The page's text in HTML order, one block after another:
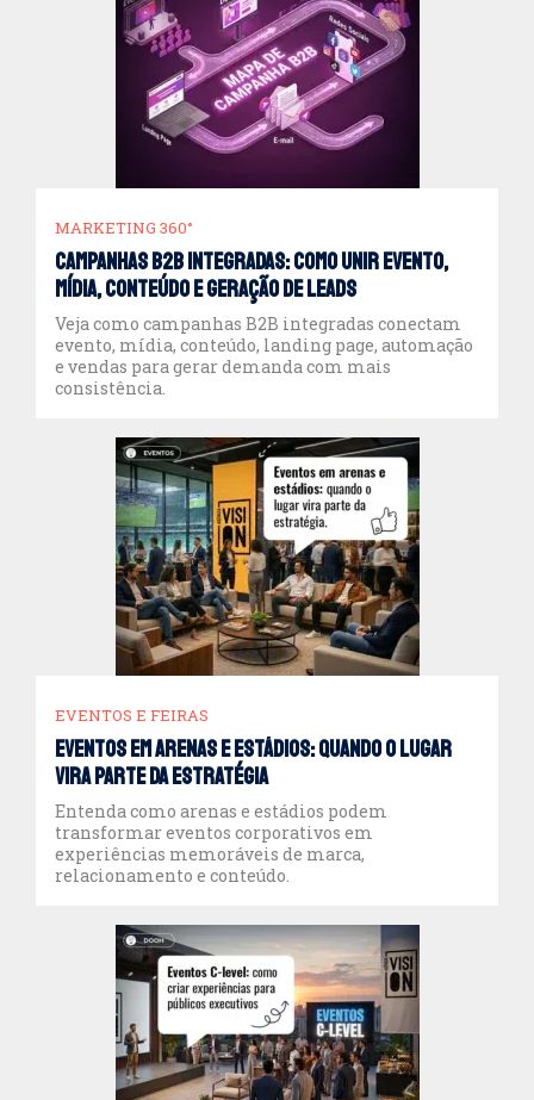
5 exemplos de ótimas campanhas de comunicação
integrada e Marketing B2C
Marketing Online ou Offline: qual a melhor estratégia?
MARKETING 360°
Campanhas B2B integradas: como unir evento,
mídia, conteúdo e geração de leads
Veja como campanhas B2B integradas conectam
evento, mídia, conteúdo, landing page, automação
e vendas para gerar demanda com mais
consistência.
EVENTOS E FEIRAS
Eventos em arenas e estádios: quando o lugar
vira parte da estratégia
Entenda como arenas e estádios podem
transformar eventos corporativos em
experiências memoráveis de marca,
relacionamento e conteúdo.